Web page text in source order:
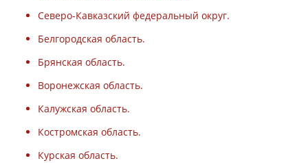
Северо-Кавказский федеральный округ.
Белгородская область.
Брянская область.
Воронежская область.
Калужская область.
Костромская область.
Курская область.